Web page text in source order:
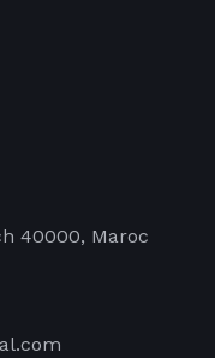
40000, Maroc